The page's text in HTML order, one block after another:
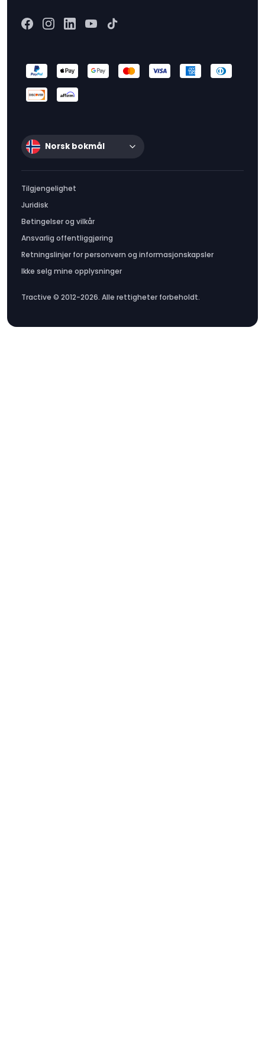
Norsk bokmål
Tilgjengelighet
Juridisk
Betingelser og vilkår
Ansvarlig offentliggjøring
Retningslinjer for personvern og informasjonskapsler
Ikke selg mine opplysninger
Tractive © 2012-2026. Alle rettigheter forbeholdt.